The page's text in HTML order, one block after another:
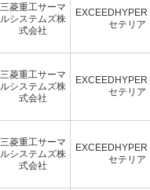
三菱重工サーマ
ルシステムズ株
式会社
EXCEEDHYPER
セテリア
三菱重工サーマ
ルシステムズ株
式会社
EXCEEDHYPER
セテリア
三菱重工サーマ
ルシステムズ株
式会社
EXCEEDHYPER
セテリア